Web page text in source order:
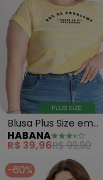
Blusa Plus Size em
Misturinha (Amarelo
Claro)
HABANA
R$ 39,96R$ 99,90
-60%